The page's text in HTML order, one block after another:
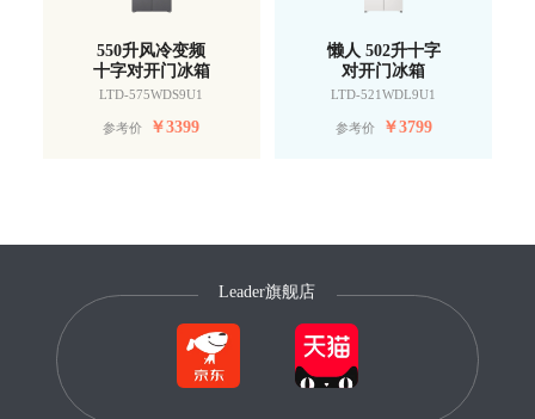
550升风冷变频
十字对开门冰箱
LTD-575WDS9U1
参考价 ￥3399
懒人 502升十字
对开门冰箱
LTD-521WDL9U1
参考价 ￥3799
Leader旗舰店